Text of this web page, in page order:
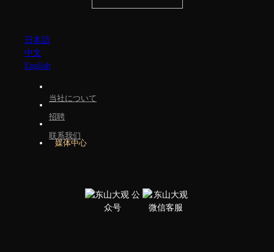
日本語
中文
English
当社について
招聘
联系我们
媒体中心